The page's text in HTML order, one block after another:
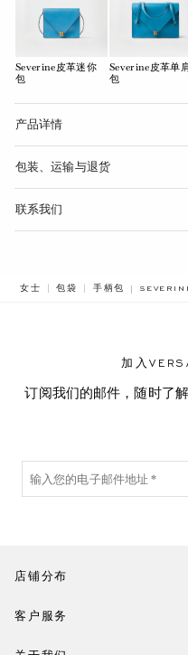
Severine皮革迷你
包
Severine皮革单
包
产品详情
包装、运输与退货
联系我们
女士 包袋 手柄包
加入
订阅我们的邮件，随时了
店铺分布
客户服务